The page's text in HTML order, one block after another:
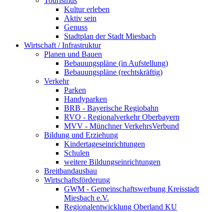
Kultur erleben
Aktiv sein
Genuss
Stadtplan der Stadt Miesbach
Wirtschaft / Infrastruktur
Planen und Bauen
Bebauungspläne (in Aufstellung)
Bebauungspläne (rechtskräftig)
Verkehr
Parken
Handyparken
BRB - Bayerische Regiobahn
RVO - Regionalverkehr Oberbayern
MVV - Münchner VerkehrsVerbund
Bildung und Erziehung
Kindertageseinrichtungen
Schulen
weitere Bildungseinrichtungen
Breitbandausbau
Wirtschaftsförderung
GWM - Gemeinschaftswerbung Kreisstadt
Miesbach e.V.
Regionalentwicklung Oberland KU